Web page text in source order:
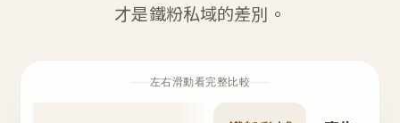
才是鐵粉私域的差別。
左右滑動看完整比較